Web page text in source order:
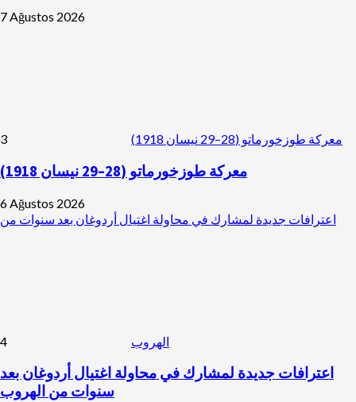
7 Ağustos 2026
معركة طوزخورماتو (28–29 نيسان 1918) 3
معركة طوزخورماتو (28–29 نيسان 1918)
6 Ağustos 2026
اعترافات جديدة لمشارك في محاولة اغتيال أردوغان بعد سنوات من
الهروب 4
اعترافات جديدة لمشارك في محاولة اغتيال أردوغان بعد
سنوات من الهروب